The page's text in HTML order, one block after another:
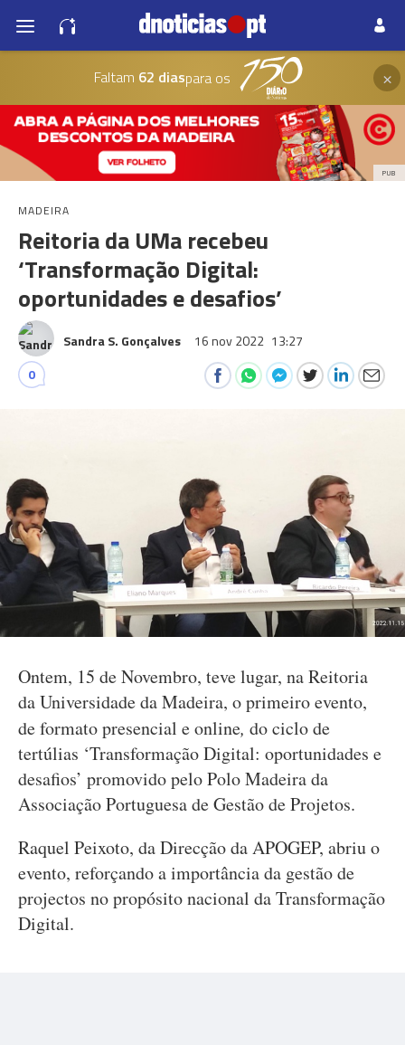
Faltam 62 diaspara os ×
PUB
MADEIRA
Reitoria da UMa recebeu
‘Transformação Digital:
oportunidades e desafios’
Sandra S. Gonçalves 16 nov 2022 13:27
0
Ontem, 15 de Novembro, teve lugar, na Reitoria
da Universidade da Madeira, o primeiro evento,
de formato presencial e online, do ciclo de
tertúlias ‘Transformação Digital: oportunidades e
desafios’ promovido pelo Polo Madeira da
Associação Portuguesa de Gestão de Projetos.
Raquel Peixoto, da Direcção da APOGEP, abriu o
evento, reforçando a importância da gestão de
projectos no propósito nacional da Transformação
Digital.